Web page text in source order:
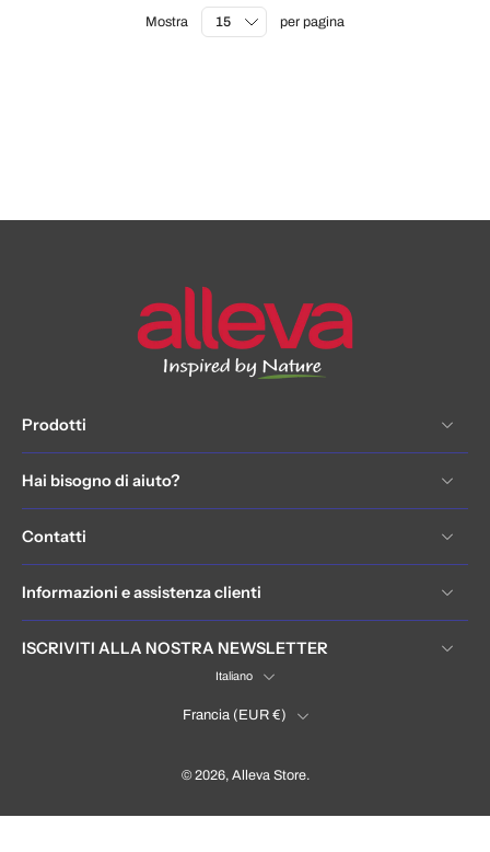
Mostra per pagina
Prodotti
Hai bisogno di aiuto?
Contatti
Informazioni e assistenza clienti
ISCRIVITI ALLA NOSTRA NEWSLETTER
Italiano
Francia ‎(EUR €)‎
© 2026, Alleva Store.